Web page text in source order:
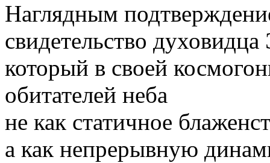
Наглядным
свидетельство
который в своей
обитателей неба
не как статичное
а как непрерывную